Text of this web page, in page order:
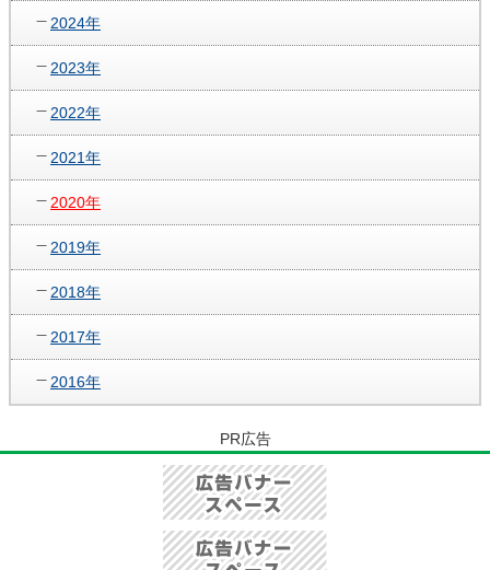
2024年
2023年
2022年
2021年
2020年
2019年
2018年
2017年
2016年
PR広告